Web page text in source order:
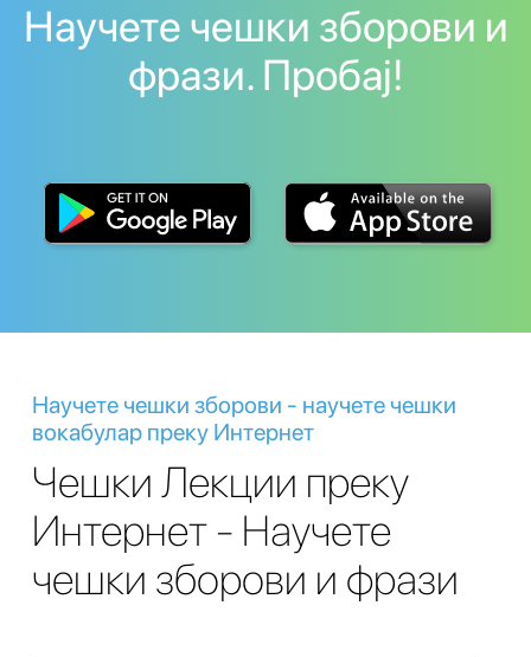
Научете чешки зборови и
фрази. Пробај!
Научете чешки зборови - научете чешки
вокабулар преку Интернет
Чешки Лекции преку
Интернет - Научете
чешки зборови и фрази